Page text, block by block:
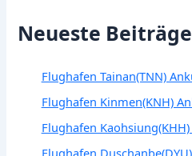
Neueste Beiträge
Flughafen Tainan(TNN)
Flughafen Kinmen(KNH)
Flughafen
Flughafen